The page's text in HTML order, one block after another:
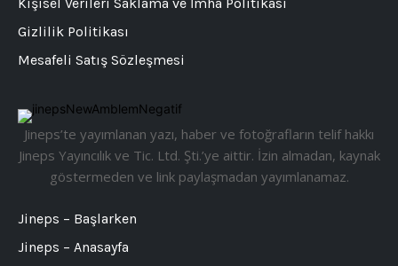
Jineps’te yayımlanan yazı, haber ve fotoğrafların telif hakkı
Jineps Yayıncılık ve Tic. Ltd. Şti.’ye aittir. İzin almadan, kaynak
göstermeden ve link paylaşmadan yayımlanamaz.
Jineps – Başlarken
Jineps – Anasayfa
Gizlilik Politikası
Mesafeli Satış Sözleşmesi